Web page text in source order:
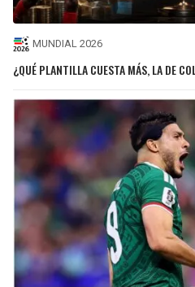
MUNDIAL 2026
¿QUÉ PLANTILLA CUESTA MÁS, LA DE